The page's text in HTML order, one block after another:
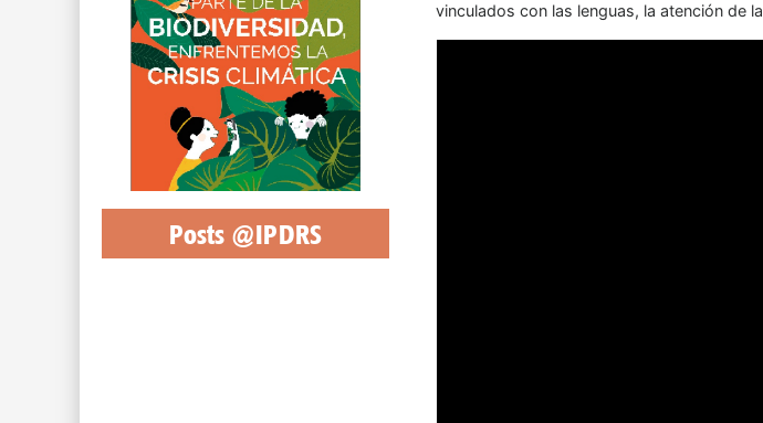
Posts @IPDRS
vinculados con las lenguas, la atención de